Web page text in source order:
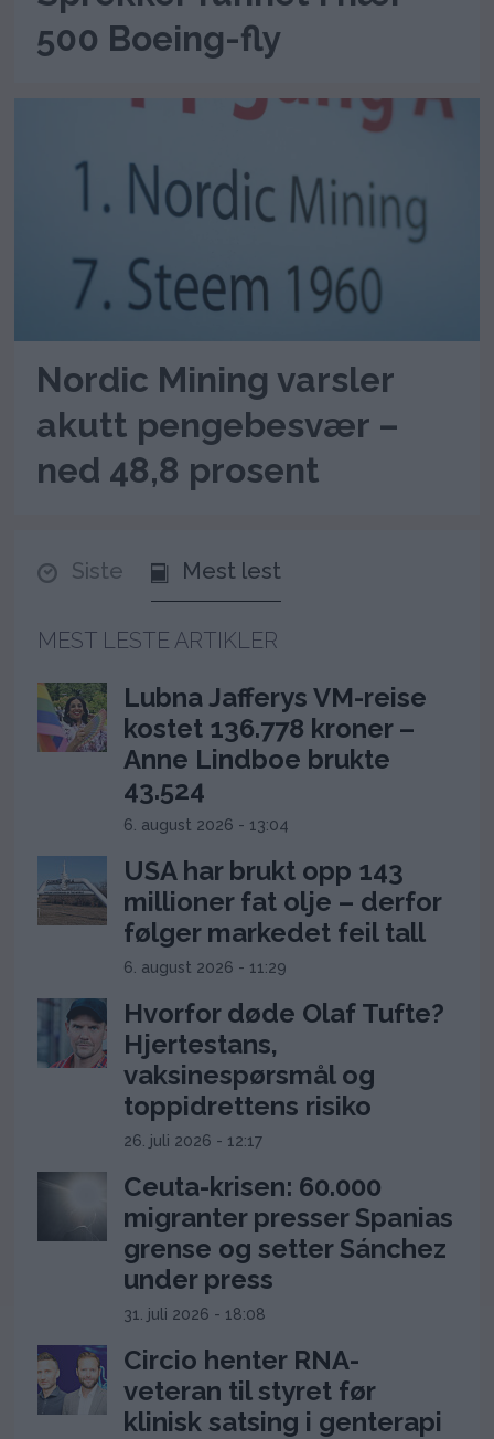
500 Boeing-fly
Nordic Mining varsler
akutt pengebesvær –
ned 48,8 prosent
Siste Mest lest
MEST LESTE ARTIKLER
Lubna Jafferys VM-reise
kostet 136.778 kroner –
Anne Lindboe brukte
43.524
6. august 2026 - 13:04
USA har brukt opp 143
millioner fat olje – derfor
følger markedet feil tall
6. august 2026 - 11:29
Hvorfor døde Olaf Tufte?
Hjertestans,
vaksinespørsmål og
toppidrettens risiko
26. juli 2026 - 12:17
Ceuta-krisen: 60.000
migranter presser Spanias
grense og setter Sánchez
under press
31. juli 2026 - 18:08
Circio henter RNA-
veteran til styret før
klinisk satsing i genterapi